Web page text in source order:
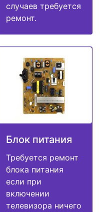
случаев требуется
ремонт.
Блок питания
Требуется ремонт
блока питания
если при
включении
телевизора ничего